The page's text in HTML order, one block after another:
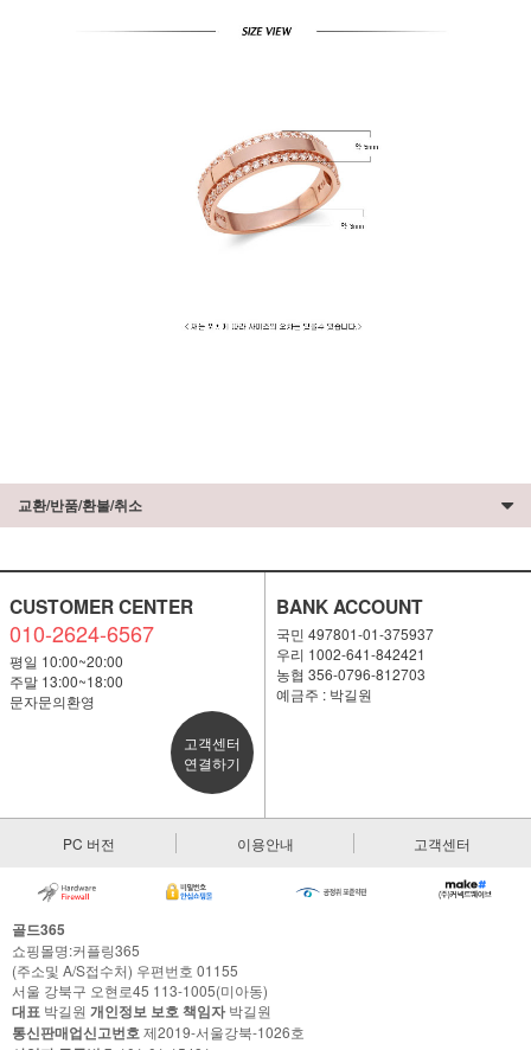
교환/반품/환불/취소
CUSTOMER CENTER
010-2624-6567
평일 10:00~20:00
주말 13:00~18:00
문자문의환영
고객센터
연결하기
BANK ACCOUNT
국민 497801-01-375937
우리 1002-641-842421
농협 356-0796-812703
예금주 : 박길원
PC 버전 이용안내 고객센터
골드365
쇼핑몰명:커플링365
(주소및 A/S접수처) 우편번호 01155
서울 강북구 오현로45 113-1005(미아동)
대표 박길원 개인정보 보호 책임자박길원
통신판매업신고번호제2019-서울강북-1026호